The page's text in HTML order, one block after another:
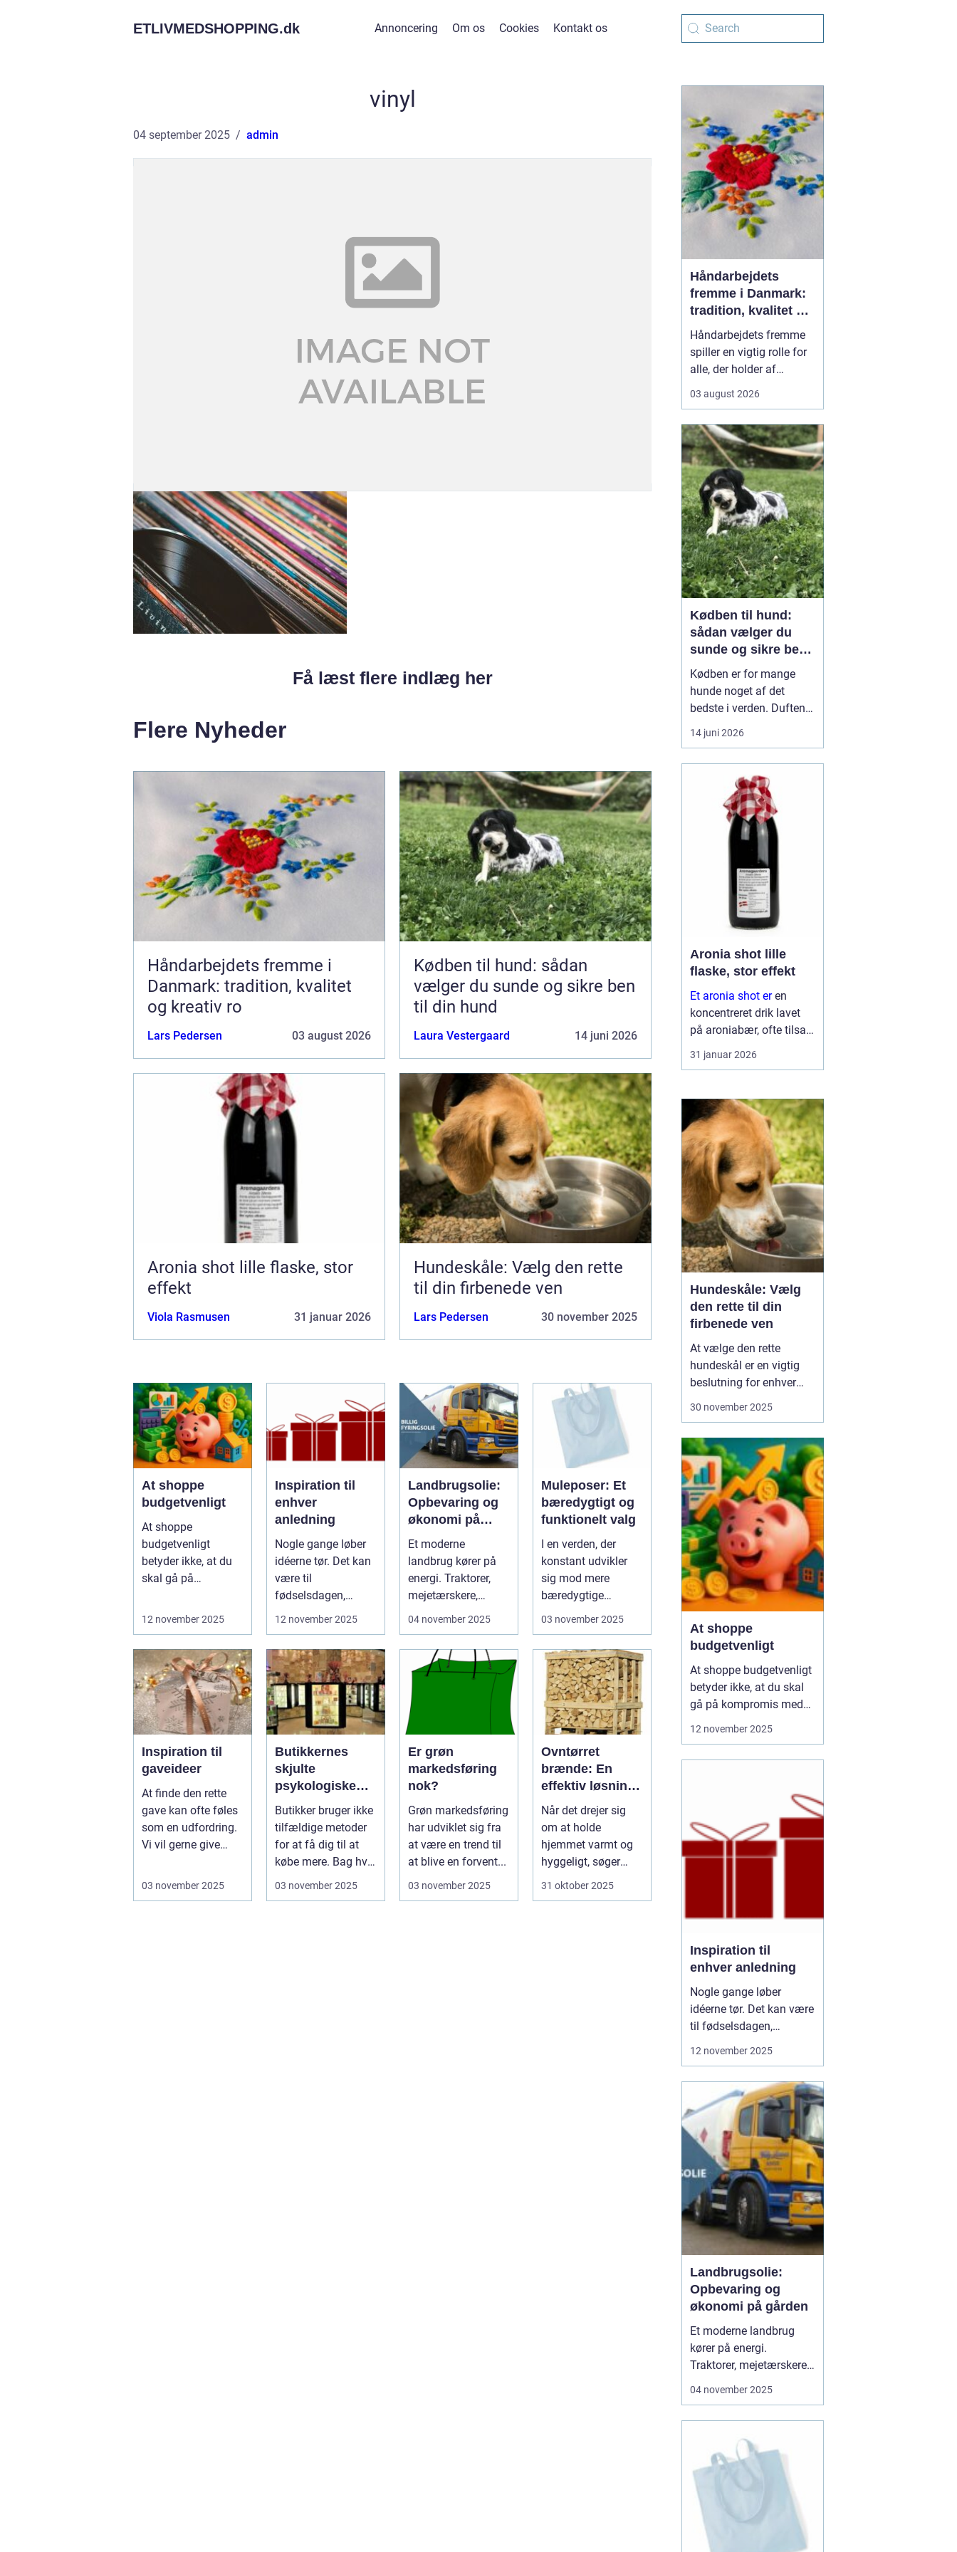
ETLIVMEDSHOPPING.dk Annoncering Om os Cookies Kontakt os
vinyl
04 september 2025 admin
Få læst flere indlæg her
Flere Nyheder
Håndarbejdets fremme i
Danmark: tradition, kvalitet
og kreativ ro
Lars Pedersen 03 august 2026
Kødben til hund: sådan
vælger du sunde og sikre ben
til din hund
Laura Vestergaard 14 juni 2026
Aronia shot lille flaske, stor
effekt
Viola Rasmusen 31 januar 2026
Hundeskåle: Vælg den rette
til din firbenede ven
Lars Pedersen 30 november 2025
At shoppe
budgetvenligt
At shoppe
budgetvenligt
betyder ikke, at du
skal gå på
kvalitet eller stil...
12 november 2025
Inspiration til
enhver
anledning
Nogle gange løber
idéerne tør. Det kan
være til
fødselsdagen,
12 november 2025
Landbrugsolie:
Opbevaring og
økonomi på
gården
Et moderne
landbrug kører på
energi. Traktorer,
mejetærskere,
transport, tø...
04 november 2025
Muleposer: Et
bæredygtigt og
funktionelt valg
I en verden, der
konstant udvikler
sig mod mere
bæredygtige
løsninger, bliver
03 november 2025
Inspiration til
gaveideer
At finde den rette
gave kan ofte føles
som en udfordring.
Vi vil gerne give
03 november 2025
Butikkernes
skjulte
psykologiske
tricks
Butikker bruger ikke
tilfældige metoder
for at få dig til at
købe mere. Bag hver
03 november 2025
Er grøn
markedsføring
nok?
Grøn markedsføring
har udviklet sig fra
at være en trend til
at blive en forvent...
03 november 2025
Ovntørret
brænde: En
effektiv løsning
til opvarmning
Når det drejer sig
om at holde
hjemmet varmt og
hyggeligt, søger
mange efter en
31 oktober 2025
Håndarbejdets
fremme i Danmark:
tradition, kvalitet og
kreativ ro
Håndarbejdets fremme
spiller en vigtig rolle for
alle, der holder af
arbejde med garn. Når vi
broderi og smukke
tekstiler, handler det
både om gode
materialer, tydelige
mønst...
03 august 2026
Kødben til hund:
sådan vælger du
sunde og sikre ben
til din hund
Kødben er for mange
hunde noget af det
bedste i verden. Duften
af tørret okseknogle eller
et lækkert marvben kan
hund til at spidse ører.
Men hvordan vælger
man kødben, som b...
14 juni 2026
Aronia shot lille
flaske, stor effekt
Et aronia shot eren
koncentreret drik lavet
på aroniabær, ofte tilsat
andre frugter og
krydderier. Mange bruger
lidt som en vitaminpille i
fl...
31 januar 2026
Hundeskåle: Vælg
den rette til din
firbenede ven
At vælge den rette
hundeskål er en vigtig
beslutning for enhver
hundeejer. Hundeskåle er
måltider serveret; det er
en del af din hunds
daglige rutine og kan
have stor betydning f...
30 november 2025
At shoppe
budgetvenligt
At shoppe budgetvenligt
betyder ikke, at du skal
gå på kompromis med
kvalitet eller stil. Det
muligt ud af dit budget.
Mange tror, at det k...
12 november 2025
Inspiration til
enhver anledning
Nogle gange løber
idéerne tør. Det kan være
til fødselsdagen,
borddækningen eller en
gøre noget særligt, men
ender i de samme
rutiner. De...
12 november 2025
Landbrugsolie:
Opbevaring og
økonomi på gården
Et moderne landbrug
kører på energi.
Traktorer, mejetærskere,
transport, tørring af korn
smøremidler. Vi
gennemgår her, hvad du
skal vide for at...
04 november 2025